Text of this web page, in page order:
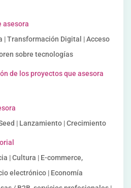
asesora
| Transformación Digital | Acceso
sobre tecnologías
de los proyectos que asesora
| Lanzamiento | Crecimiento
| Cultura | E-commerce,
electrónico | Economía